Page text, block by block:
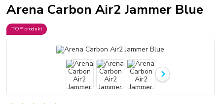
Arena Carbon Air2 Jammer Blue
TOP produkt